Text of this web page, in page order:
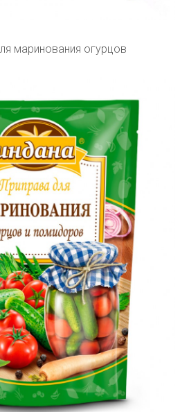
маринования огурцов